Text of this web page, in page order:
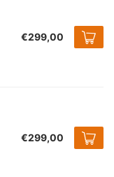
€299,00
€299,00